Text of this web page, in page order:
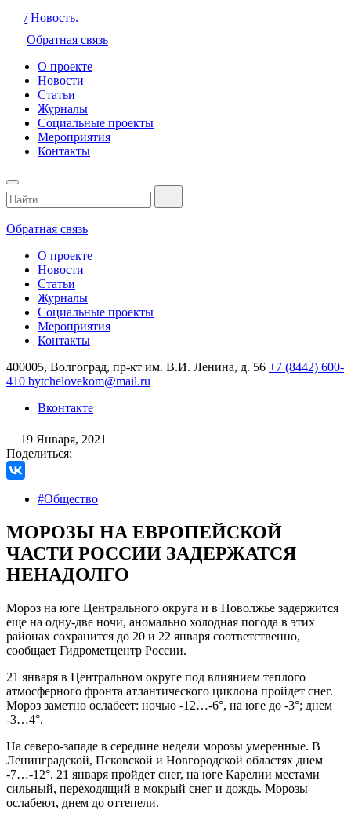
/ Новость.
Обратная связь
О проекте
Новости
Статьи
Журналы
Социальные проекты
Мероприятия
Контакты
Обратная связь
О проекте
Новости
Статьи
Журналы
Социальные проекты
Мероприятия
Контакты
400005, Волгоград, пр-кт им. В.И. Ленина, д. 56 +7 (8442) 600-
410 bytchelovekom@mail.ru
Вконтакте
19 Января, 2021
Поделиться:
#Общество
МОРОЗЫ НА ЕВРОПЕЙСКОЙ
ЧАСТИ РОССИИ ЗАДЕРЖАТСЯ
НЕНАДОЛГО
Мороз на юге Центрального округа и в Поволжье задержится
еще на одну-две ночи, аномально холодная погода в этих
районах сохранится до 20 и 22 января соответственно,
сообщает Гидрометцентр России.
21 января в Центральном округе под влиянием теплого
атмосферного фронта атлантического циклона пройдет снег.
Мороз заметно ослабеет: ночью -12…-6°, на юге до -3°; днем
-3…4°.
На северо-западе в середине недели морозы умеренные. В
Ленинградской, Псковской и Новгородской областях днем
-7…-12°. 21 января пройдет снег, на юге Карелии местами
сильный, переходящий в мокрый снег и дождь. Морозы
ослабеют, днем до оттепели.